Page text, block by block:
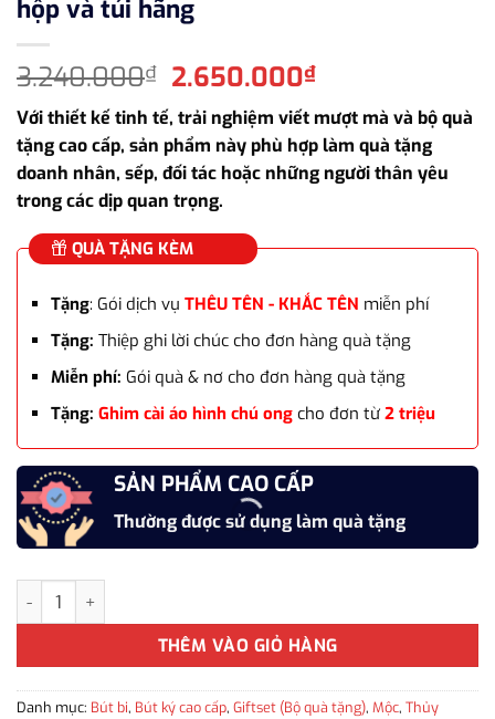
hộp và túi hãng
3.240.000₫ Giá
gốc
là:
3.240.000₫.
2.650.000₫Giá
hiện
tại
là:
2.650.000₫.
Với thiết kế tinh tế, trải nghiệm viết mượt mà và bộ quà
tặng cao cấp, sản phẩm này phù hợp làm quà tặng
doanh nhân, sếp, đối tác hoặc những người thân yêu
trong các dịp quan trọng.
QUÀ TẶNG KÈM
Tặng: Gói dịch vụ THÊU TÊN - KHẮC TÊN miễn phí
Tặng: Thiệp ghi lời chúc cho đơn hàng quà tặng
Miễn phí: Gói quà & nơ cho đơn hàng quà tặng
Tặng: Ghim cài áo hình chú ongcho đơn từ 2 triệu
SẢN PHẨM CAO CẤP
Thường được sử dụng làm quà tặng
Bộ quà tặng bút ký Parker cao cấp X-BGrey CTTB-2143466Z
THÊM VÀO GIỎ HÀNG
Danh mục: Bút bi, Bút ký cao cấp, Giftset (Bộ quà tặng), Mộc, Thủy